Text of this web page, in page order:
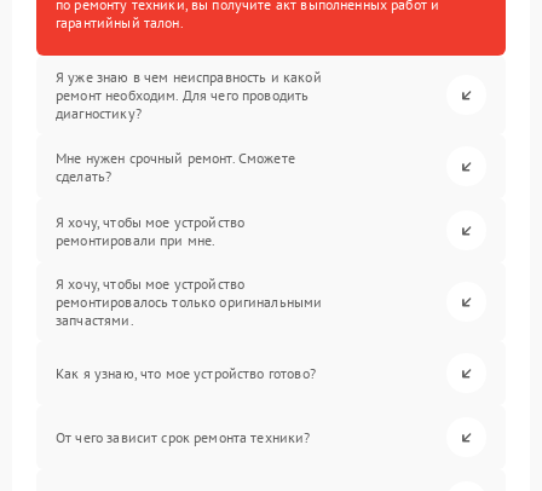
по ремонту техники, вы получите акт выполненных работ и
гарантийный талон.
Я уже знаю в чем неисправность и какой
ремонт необходим. Для чего проводить
диагностику?
Мне нужен срочный ремонт. Сможете
сделать?
Я хочу, чтобы мое устройство
ремонтировали при мне.
Я хочу, чтобы мое устройство
ремонтировалось только оригинальными
запчастями.
Как я узнаю, что мое устройство готово?
От чего зависит срок ремонта техники?